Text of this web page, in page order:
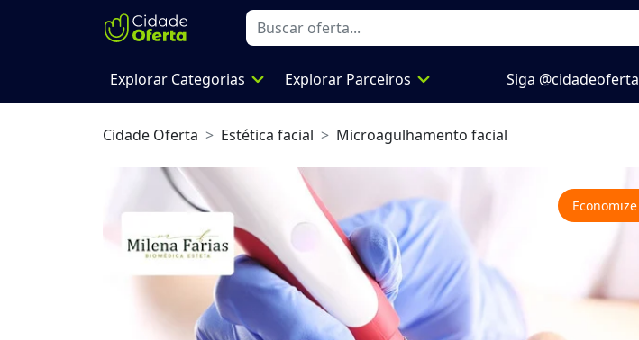
Explorar Categorias expand_more Explorar Parceiros expand_more Siga @cidadeoferta
Cidade Oferta Estética facial Microagulhamento facial
Economize